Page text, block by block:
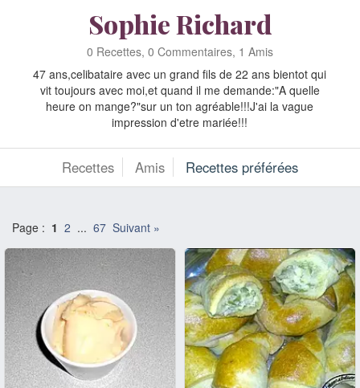
Sophie Richard
0 Recettes, 0 Commentaires, 1 Amis
47 ans,celibataire avec un grand fils de 22 ans bientot qui
vit toujours avec moi,et quand il me demande:"A quelle
heure on mange?"sur un ton agréable!!!J'ai la vague
impression d'etre mariée!!!
Recettes Amis Recettes préférées
Page : 1 2 ... 67 Suivant »